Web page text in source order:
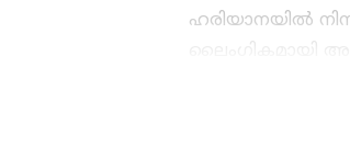
ഹരിയാനയില്‍
ലൈംഗികമായി